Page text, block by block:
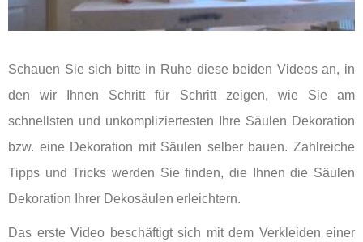
Schauen Sie sich bitte in Ruhe diese beiden Videos an, in
den wir Ihnen Schritt für Schritt zeigen, wie Sie am
schnellsten und unkompliziertesten Ihre Säulen Dekoration
bzw. eine Dekoration mit Säulen selber bauen. Zahlreiche
Tipps und Tricks werden Sie finden, die Ihnen die Säulen
Dekoration Ihrer Dekosäulen erleichtern.
Das erste Video beschäftigt sich mit dem Verkleiden einer